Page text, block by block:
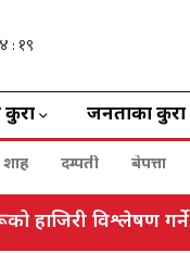
जनताका कुरा
शाह दम्पती बेपत्ता
हाजिरी विश्लेषण गर्ने